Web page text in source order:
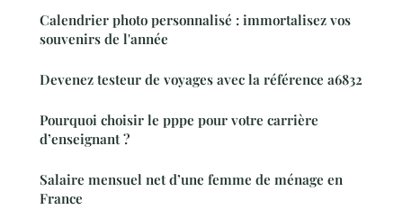
Calendrier photo personnalisé : immortalisez vos
souvenirs de l'année
Devenez testeur de voyages avec la référence a6832
Pourquoi choisir le pppe pour votre carrière
d’enseignant ?
Salaire mensuel net d’une femme de ménage en
France